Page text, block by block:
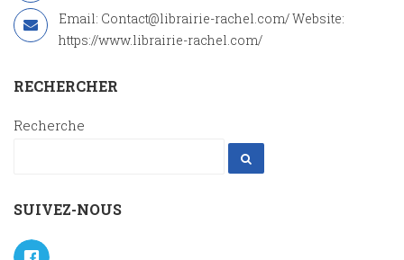
Email: Contact@librairie-rachel.com/ Website:
https://www.librairie-rachel.com/
RECHERCHER
Recherche
SUIVEZ-NOUS